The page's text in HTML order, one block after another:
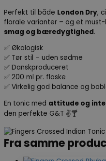
Perfekt til både London Dry,
florale varianter – og et
smag og bæredygtighed.
✅ Økologisk
✅ Tør stil – uden sødme
✅ Danskproduceret
✅ 200 ml pr. flaske
✅ Virkelig god balance og
En tonic med attitude og
den perfekte G&T ✌️🍸
Fra samme